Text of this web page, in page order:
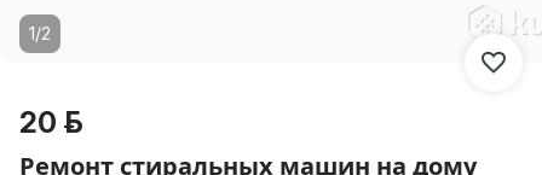
1/2
20 р.
Ремонт стиральных машин на дому